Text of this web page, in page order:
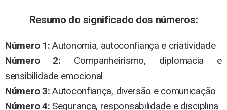
Resumo do significado dos números:
Número 1: Autonomia, autoconfiança e criatividade
Número 2: Companheirismo, diplomacia e
sensibilidade emocional
Número 3: Autoconfiança, diversão e comunicação
Número 4: Segurança, responsabilidade e disciplina